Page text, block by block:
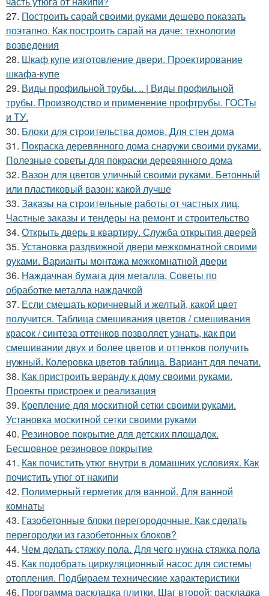
27. Построить сарай своими руками дешево показать
поэтапно. Как построить сарай на даче: технологии
возведения
28. Шкаф купе изготовление двери. Проектирование
шкафа-купе
29. Виды профильной трубы. .. | Виды профильной
трубы. Производство и применение профтрубы. ГОСТы
и ТУ.
30. Блоки для строительства домов. Для стен дома
31. Покраска деревянного дома снаружи своими руками.
Полезные советы для покраски деревянного дома
32. Вазон для цветов уличный своими руками. Бетонный
или пластиковый вазон: какой лучше
33. Заказы на строительные работы от частных лиц.
Частные заказы и тендеры на ремонт и строительство
34. Открыть дверь в квартиру. Служба открытия дверей
35. Установка раздвижной двери межкомнатной своими
руками. Варианты монтажа межкомнатной двери
36. Наждачная бумага для металла. Советы по
обработке металла наждачкой
37. Если смешать коричневый и желтый, какой цвет
получится. Таблица смешивания цветов / смешивания
красок / синтеза оттенков позволяет узнать, как при
смешивании двух и более цветов и оттенков получить
нужный. Колеровка цветов таблица. Вариант для печати.
38. Как пристроить веранду к дому своими руками.
Проекты пристроек и реализация
39. Крепление для москитной сетки своими руками.
Установка москитной сетки своими руками
40. Резиновое покрытие для детских площадок.
Бесшовное резиновое покрытие
41. Как почистить утюг внутри в домашних условиях. Как
почистить утюг от накипи
42. Полимерный герметик для ванной. Для ванной
комнаты
43. Газобетонные блоки перегородочные. Как сделать
перегородки из газобетонных блоков?
44. Чем делать стяжку пола. Для чего нужна стяжка пола
45. Как подобрать циркуляционный насос для системы
отопления. Подбираем технические характеристики
46. Программа раскладка плитки. Шаг второй: раскладка